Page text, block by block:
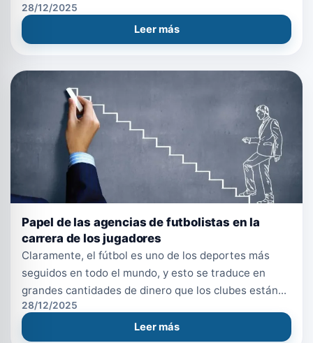
28/12/2025
Leer más
Papel de las agencias de futbolistas en la
carrera de los jugadores
Claramente, el fútbol es uno de los deportes más
seguidos en todo el mundo, y esto se traduce en
grandes cantidades de dinero que los clubes están...
28/12/2025
Leer más